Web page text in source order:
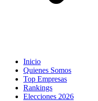
Inicio
Quienes Somos
Top Empresas
Rankings
Elecciones 2026